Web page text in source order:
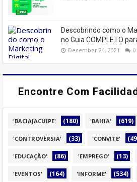
Descobrindo como o
no Guia COMPLETO
December 24, 2021 0
Encontre Com
'BACIAJACUIPE' (180) 'BAHIA' (619)
'CONTROVÉRSIA' (33) 'CONVITE'
'EDUCAÇÃO' (86) 'EMPREGO' (13)
'EVENTOS' (164) 'INFORME' (534)